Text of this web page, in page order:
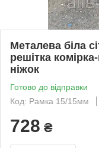
Металева біла
решітка
ніжок
Готово до відправки
Код: Рамка 15/15мм
728 ₴